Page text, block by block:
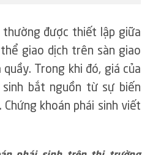
thường được thiết lập giữa
giao dịch trên sàn giao
quầy. Trong khi đó, giá của
sinh bắt nguồn từ sự biến
khoán phái sinh viết